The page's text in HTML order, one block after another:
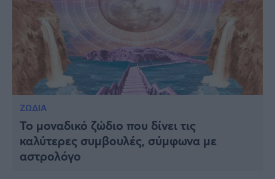
Viral
ΖΩΔΙΑ
To μοναδικό ζώδιο που δίνει τις
καλύτερες συμβουλές, σύμφωνα με
αστρολόγο